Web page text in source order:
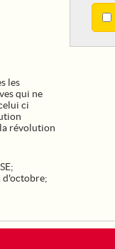
les
qui ne
ci
révolution
;
d'octobre;